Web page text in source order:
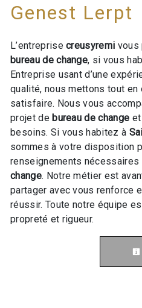
Genest Lerpt
L’entreprisecreusyremi vous
bureau de change, si vous
Entreprise usant d’une
qualité, nous mettons tout en
satisfaire. Nous vous
projet de bureau de change
besoins. Si vous habitez à
sommes à votre disposition
renseignements nécessaires
change. Notre métier est
partager avec vous renforce
réussir. Toute notre équipe
propreté et rigueur.